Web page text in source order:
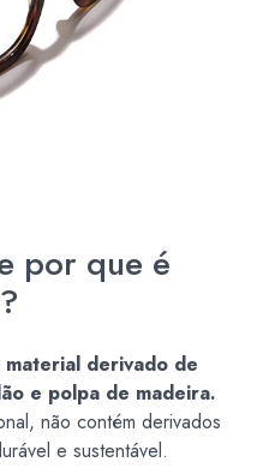
por que é
derivado de
e polpa de madeira.
não contém derivados
e sustentável.